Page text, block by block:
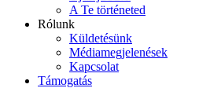
A Te történeted
Rólunk
Küldetésünk
Médiamegjelenések
Kapcsolat
Támogatás